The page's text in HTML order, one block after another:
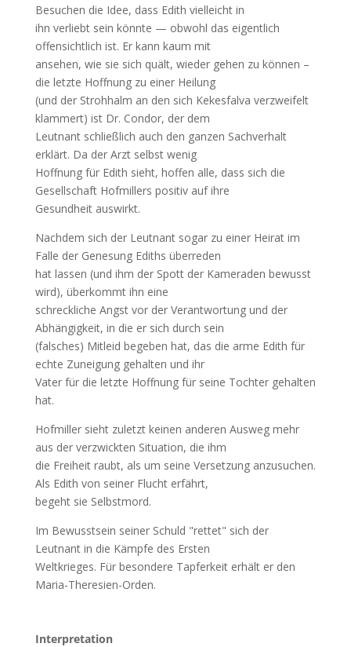
Besuchen die Idee, dass Edith vielleicht in
ihn verliebt sein könnte — obwohl das eigentlich
offensichtlich ist. Er kann kaum mit
ansehen, wie sie sich quält, wieder gehen zu können –
die letzte Hoffnung zu einer Heilung
(und der Strohhalm an den sich Kekesfalva verzweifelt
klammert) ist Dr. Condor, der dem
Leutnant schließlich auch den ganzen Sachverhalt
erklärt. Da der Arzt selbst wenig
Hoffnung für Edith sieht, hoffen alle, dass sich die
Gesellschaft Hofmillers positiv auf ihre
Gesundheit auswirkt.
Nachdem sich der Leutnant sogar zu einer Heirat im
Falle der Genesung Ediths überreden
hat lassen (und ihm der Spott der Kameraden bewusst
wird), überkommt ihn eine
schreckliche Angst vor der Verantwortung und der
Abhängigkeit, in die er sich durch sein
(falsches) Mitleid begeben hat, das die arme Edith für
echte Zuneigung gehalten und ihr
Vater für die letzte Hoffnung für seine Tochter gehalten
hat.
Hofmiller sieht zuletzt keinen anderen Ausweg mehr
aus der verzwickten Situation, die ihm
die Freiheit raubt, als um seine Versetzung anzusuchen.
Als Edith von seiner Flucht erfährt,
begeht sie Selbstmord.
Im Bewusstsein seiner Schuld "rettet" sich der
Leutnant in die Kämpfe des Ersten
Weltkrieges. Für besondere Tapferkeit erhält er den
Maria-Theresien-Orden.
Interpretation